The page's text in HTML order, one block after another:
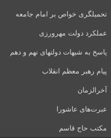
تحمیلگری خواص بر امام جامعه
عملکرد دولت مهرورزی
پاسخ به شبهات دولتهای نهم و دهم
پیام رهبر معظم انقلاب
آخرالزمان
عبرت‌های عاشورا
مکتب حاج قاسم